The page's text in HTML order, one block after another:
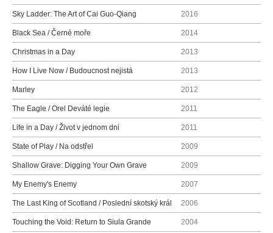
Sky Ladder: The Art of Cai Guo-Qiang 2016
Black Sea / Černé moře 2014
Christmas in a Day 2013
How I Live Now / Budoucnost nejistá 2013
Marley 2012
The Eagle / Orel Deváté legie 2011
Life in a Day / Život v jednom dni 2011
State of Play / Na odstřel 2009
Shallow Grave: Digging Your Own Grave 2009
My Enemy's Enemy 2007
The Last King of Scotland / Poslední skotský král 2006
Touching the Void: Return to Siula Grande 2004